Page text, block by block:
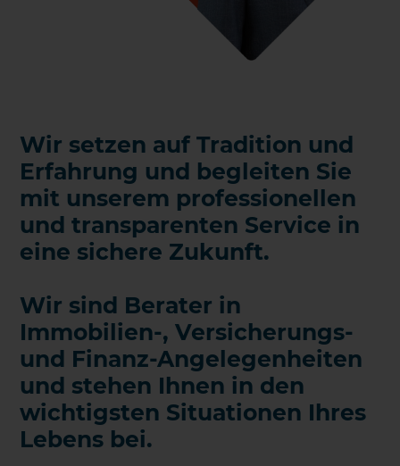
Wir setzen auf Tradition und
Erfahrung und begleiten Sie
mit unserem professionellen
und transparenten Service in
eine sichere Zukunft.
Wir sind Berater in
Immobilien-, Versicherungs-
und Finanz-Angelegenheiten
und stehen Ihnen in den
wichtigsten Situationen Ihres
Lebens bei.